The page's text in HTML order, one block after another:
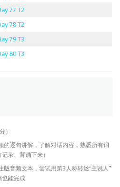
77 T2
78 T2
79 T3
80 T3
）
的逐句讲解，了解对话内容，熟悉所有词
录、背诵下来）
版音频文本，尝试用第3人称转述“主说人”
也能完成